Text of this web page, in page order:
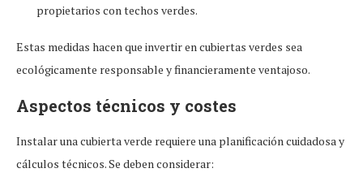
propietarios con techos verdes.
Estas medidas hacen que invertir en cubiertas verdes sea
ecológicamente responsable y financieramente ventajoso.
Aspectos técnicos y costes
Instalar una cubierta verde requiere una planificación cuidadosa y
cálculos técnicos. Se deben considerar: